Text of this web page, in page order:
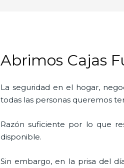
Abrimos Cajas
La seguridad en el hogar,
todas las personas queremos
Razón suficiente por lo que
disponible.
Sin embargo, en la prisa del